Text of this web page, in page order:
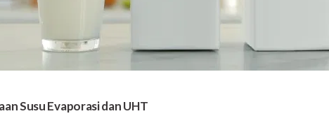
Susu Evaporasi dan UHT